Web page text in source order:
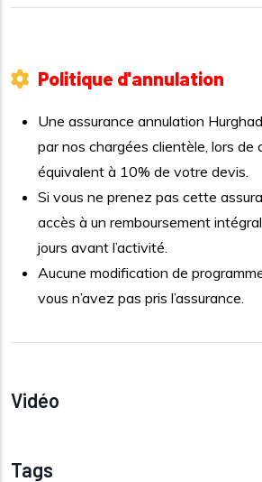
Politique d'annulation
Une assurance annulation
par nos chargées clientèle, lors de
équivalent à 10% de votre devis.
Si vous ne prenez pas cette
accès à un remboursement
jours avant l’activité.
Aucune modification de
vous n’avez pas pris l’assurance.
Vidéo
Tags